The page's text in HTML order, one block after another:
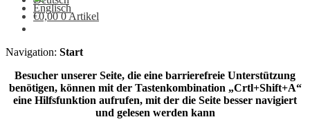
€0,00 0 Artikel
Navigation: Start
Besucher unserer Seite, die eine barrierefreie Unterstützung
benötigen, können mit der Tastenkombination „Crtl+Shift+A“
eine Hilfsfunktion aufrufen, mit der die Seite besser navigiert
und gelesen werden kann